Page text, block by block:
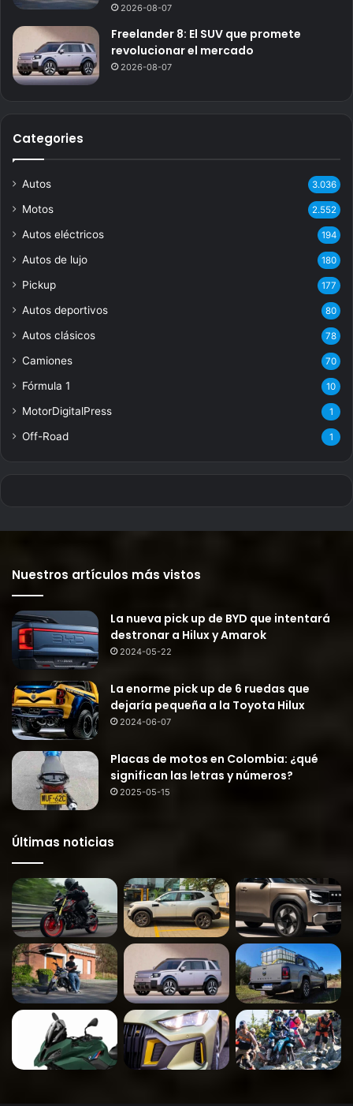
2026-08-07
Freelander 8: El SUV que promete
revolucionar el mercado
2026-08-07
Categories
Autos 3.036
Motos 2.552
Autos eléctricos 194
Autos de lujo 180
Pickup 177
Autos deportivos 80
Autos clásicos 78
Camiones 70
Fórmula 1 10
MotorDigitalPress 1
Off-Road 1
Nuestros artículos más vistos
La nueva pick up de BYD que intentará
destronar a Hilux y Amarok
2024-05-22
La enorme pick up de 6 ruedas que
dejaría pequeña a la Toyota Hilux
2024-06-07
Placas de motos en Colombia: ¿qué
significan las letras y números?
2025-05-15
Últimas noticias